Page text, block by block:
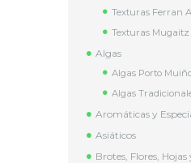
Texturas Ferran
Texturas Mugaitz
Algas
Algas Porto
Algas
Aromáticas y
Asiáticos
Brotes, Flores,